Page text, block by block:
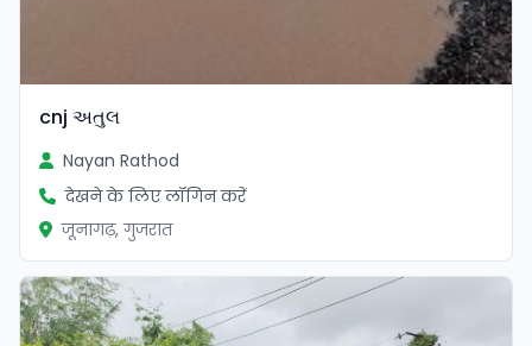
cnj અતુલ
Nayan Rathod
देखने के लिए लॉगिन करें
जूनागढ़, गुजरात